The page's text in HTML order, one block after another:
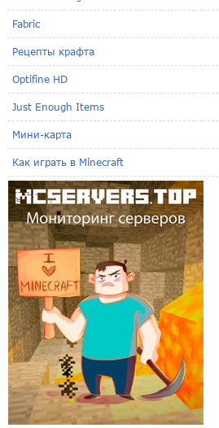
Fabric
Рецепты крафта
Optifine HD
Just Enough Items
Мини-карта
Как играть в Minecraft